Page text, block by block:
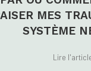
MES
SYSTÈME
Lire